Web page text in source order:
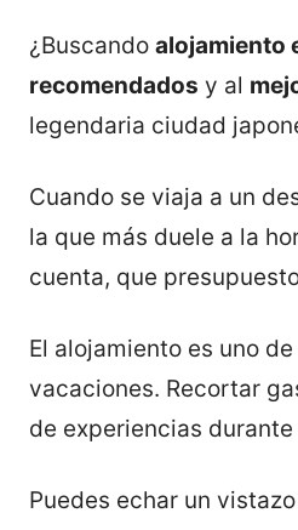
¿Buscando alojamiento
recomendados y al
legendaria ciudad
Cuando se viaja a un
la que más duele a la
cuenta, que
El alojamiento es uno
vacaciones. Recortar
de experiencias
Puedes echar un